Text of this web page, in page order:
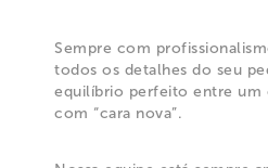
Sempre com
todos os detalhes do seu
equilíbrio perfeito entre um
com “cara nova”.